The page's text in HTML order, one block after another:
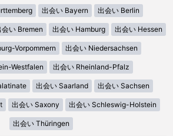
出会い Bayern 出会い Berlin
会い Bremen 出会い Hamburg 出会い Hessen
Vorpommern 出会い Niedersachsen
Westfalen 出会い Rheinland-Pfalz
出会い Saarland 出会い Sachsen
出会い Saxony 出会い Schleswig-Holstein
出会い Thüringen